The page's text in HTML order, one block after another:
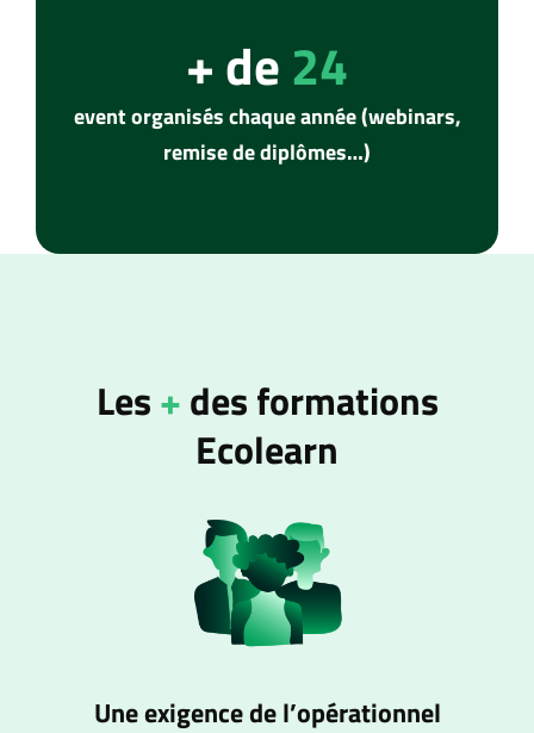
+ de24
event organisés chaque année (webinars,
remise de diplômes…)
Les+des formations
Ecolearn
Une exigence de l’opérationnel